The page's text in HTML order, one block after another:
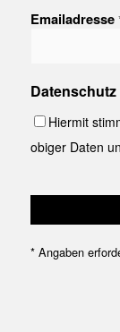
Emailadresse
Datenschutz
Hiermit
obiger Daten
*Angaben